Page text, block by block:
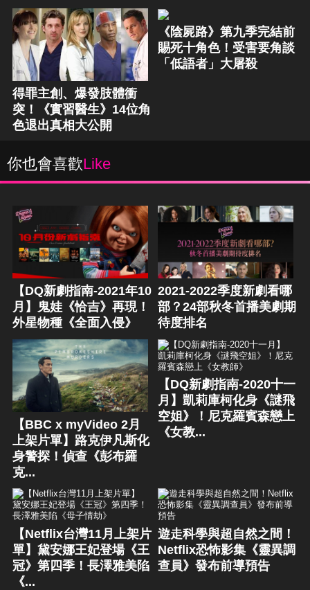
得罪主創、爆發肢體衝
突！《實習醫生》14位角
色退出真相大公開
《陰屍路》第九季完結前
賜死十角色！受害要角談
「低語者」大屠殺
你也會喜歡Like
【DQ新劇指南-2021年10
月】鬼娃《恰吉》再現！
外星物種《全面入侵》
2021-2022季度新劇看哪
部？24部秋冬首播美劇期
待度排名
【BBC x myVideo 2月
上架片單】路克伊凡斯化
身警探！偵查《彭布羅
克...
【DQ新劇指南-2020十一
月】凱莉庫柯化身《謎飛
空姐》！尼克羅賓森戀上
《女教...
【Netflix台灣11月上架片
單】黛安娜王妃登場《王
冠》第四季！長澤雅美陷
《...
遊走科學與超自然之間！
Netflix恐怖影集《靈異調
查員》發布前導預告